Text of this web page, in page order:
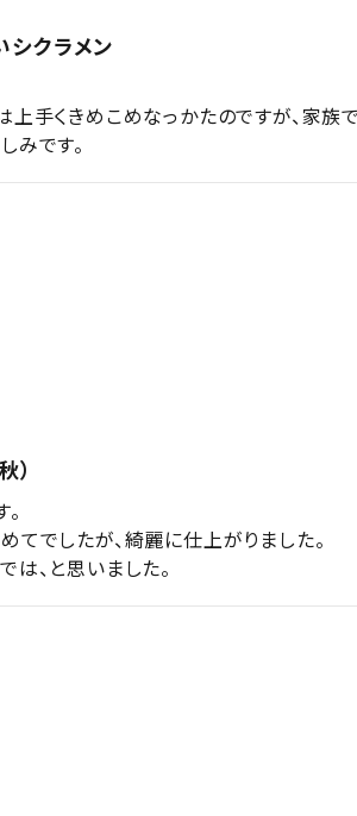
シクラメン
上手くきめこめなっかたのですが、家族
みです。
）
てでしたが、綺麗に仕上がりました。
、と思いました。